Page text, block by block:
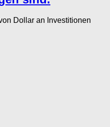
Dollar an Investitionen